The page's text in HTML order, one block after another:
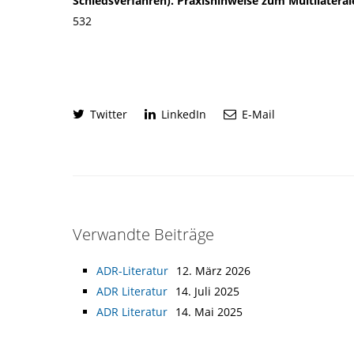
532
Twitter LinkedIn E-Mail
Verwandte Beiträge
ADR-Literatur 12. März 2026
ADR Literatur 14. Juli 2025
ADR Literatur 14. Mai 2025